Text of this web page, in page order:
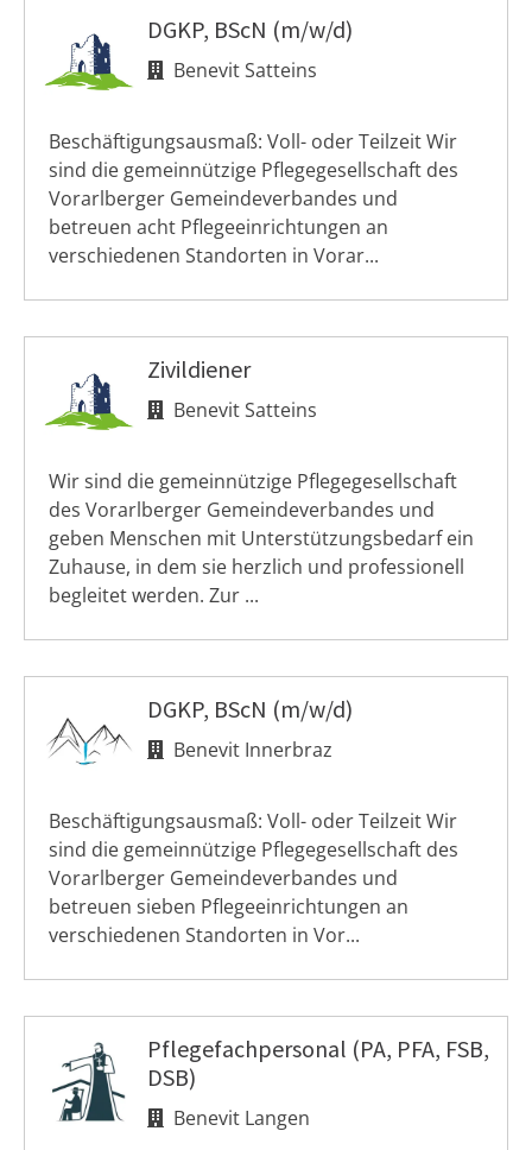
DGKP, BScN (m/w/d)
Benevit Satteins
Beschäftigungsausmaß: Voll- oder Teilzeit Wir
sind die gemeinnützige Pflegegesellschaft des
Vorarlberger Gemeindeverbandes und
betreuen acht Pflegeeinrichtungen an
verschiedenen Standorten in Vorar...
Zivildiener
Benevit Satteins
Wir sind die gemeinnützige Pflegegesellschaft
des Vorarlberger Gemeindeverbandes und
geben Menschen mit Unterstützungsbedarf ein
Zuhause, in dem sie herzlich und professionell
begleitet werden. Zur ...
DGKP, BScN (m/w/d)
Benevit Innerbraz
Beschäftigungsausmaß: Voll- oder Teilzeit Wir
sind die gemeinnützige Pflegegesellschaft des
Vorarlberger Gemeindeverbandes und
betreuen sieben Pflegeeinrichtungen an
verschiedenen Standorten in Vor...
Pflegefachpersonal (PA, PFA, FSB,
DSB)
Benevit Langen